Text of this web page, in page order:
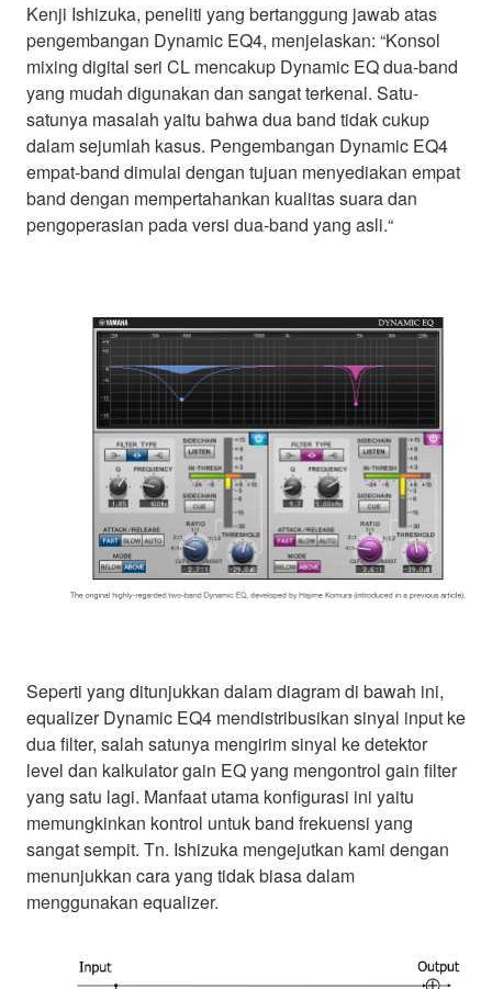
Kenji Ishizuka, peneliti yang bertanggung jawab atas
pengembangan Dynamic EQ4, menjelaskan: “Konsol
mixing digital seri CL mencakup Dynamic EQ dua-band
yang mudah digunakan dan sangat terkenal. Satu-
satunya masalah yaitu bahwa dua band tidak cukup
dalam sejumlah kasus. Pengembangan Dynamic EQ4
empat-band dimulai dengan tujuan menyediakan empat
band dengan mempertahankan kualitas suara dan
pengoperasian pada versi dua-band yang asli.“
Seperti yang ditunjukkan dalam diagram di bawah ini,
equalizer Dynamic EQ4 mendistribusikan sinyal input ke
dua filter, salah satunya mengirim sinyal ke detektor
level dan kalkulator gain EQ yang mengontrol gain filter
yang satu lagi. Manfaat utama konfigurasi ini yaitu
memungkinkan kontrol untuk band frekuensi yang
sangat sempit. Tn. Ishizuka mengejutkan kami dengan
menunjukkan cara yang tidak biasa dalam
menggunakan equalizer.